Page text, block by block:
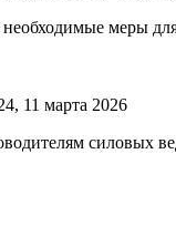
меры
11 марта 2026
силовых